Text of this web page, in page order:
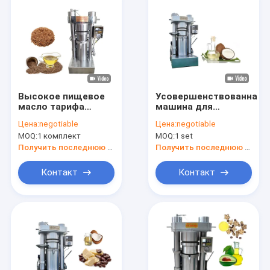
Продукты
Ролики
Высокое пищевое
масло тарифа
машину, машину
извлечения
пищевого масла
Цена:negotiable
MOQ:1 комплект
Получить последнюю цену
Контакт
Усовершенствованная
машина для
масла с емкостью
1230 кг и емкостью
партии 13 кг/партия
Цена:negotiable
MOQ:1 set
Получить последнюю цену
Контакт